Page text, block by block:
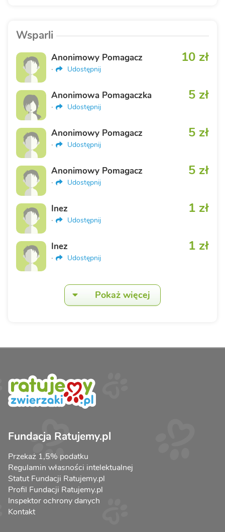
Wsparli
10 zł
Anonimowy Pomagacz
· Udostępnij
5 zł
Anonimowa Pomagaczka
· Udostępnij
5 zł
Anonimowy Pomagacz
· Udostępnij
5 zł
Anonimowy Pomagacz
· Udostępnij
1 zł
Inez
· Udostępnij
1 zł
Inez
· Udostępnij
Pokaż więcej
Fundacja Ratujemy.pl
Przekaż 1,5% podatku
Regulamin własności intelektualnej
Statut Fundacji Ratujemy.pl
Profil Fundacji Ratujemy.pl
Inspektor ochrony danych
Kontakt